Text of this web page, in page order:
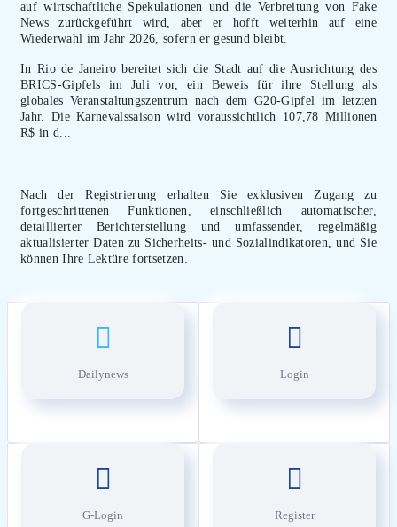
auf wirtschaftliche Spekulationen und die Verbreitung von Fake
News zurückgeführt wird, aber er hofft weiterhin auf eine
Wiederwahl im Jahr 2026, sofern er gesund bleibt.
In Rio de Janeiro bereitet sich die Stadt auf die Ausrichtung des
BRICS-Gipfels im Juli vor, ein Beweis für ihre Stellung als
globales Veranstaltungszentrum nach dem G20-Gipfel im letzten
Jahr. Die Karnevalssaison wird voraussichtlich 107,78 Millionen
R$ in d...
Nach der Registrierung erhalten Sie exklusiven Zugang zu
fortgeschrittenen Funktionen, einschließlich automatischer,
detaillierter Berichterstellung und umfassender, regelmäßig
aktualisierter Daten zu Sicherheits- und Sozialindikatoren, und Sie
können Ihre Lektüre fortsetzen.
Dailynews Login
G-Login Register